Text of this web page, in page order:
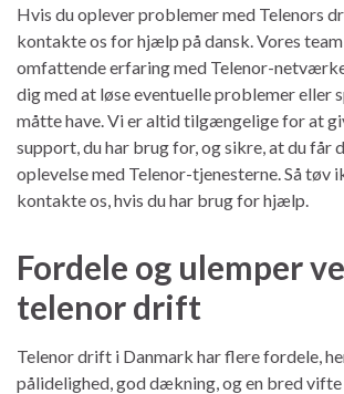
Hvis du oplever problemer med Telenors
kontakte os for hjælp på dansk. Vores
omfattende erfaring med Telenor-
dig med at løse eventuelle problemer eller
måtte have. Vi er altid tilgængelige for at
support, du har brug for, og sikre, at du får
oplevelse med Telenor-tjenesterne. Så tøv
kontakte os, hvis du har brug for hjælp.
Fordele og ulemper
telenor drift
Telenor drift i Danmark har flere fordele,
pålidelighed, god dækning, og en bred